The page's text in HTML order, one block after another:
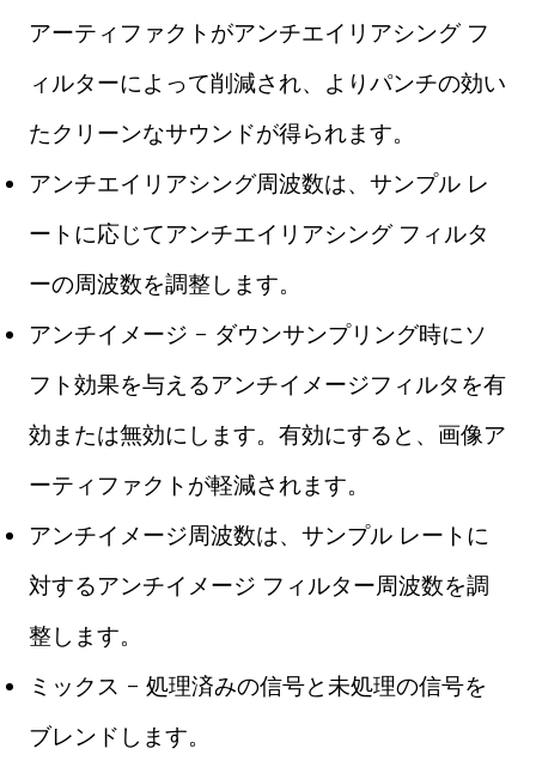
アーティファクトがアンチエイリアシング フ
ィルターによって削減され、よりパンチの効い
たクリーンなサウンドが得られます。
アンチエイリアシング周波数は、サンプル レ
ートに応じてアンチエイリアシング フィルタ
ーの周波数を調整します。
アンチイメージ - ダウンサンプリング時にソ
フト効果を与えるアンチイメージフィルタを有
効または無効にします。有効にすると、画像ア
ーティファクトが軽減されます。
アンチイメージ周波数は、サンプル レートに
対するアンチイメージ フィルター周波数を調
整します。
ミックス - 処理済みの信号と未処理の信号を
ブレンドします。